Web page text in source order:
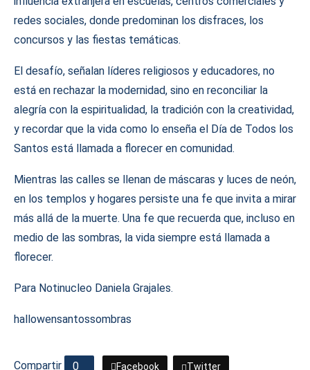
redes sociales, donde predominan los disfraces, los
concursos y las fiestas temáticas.
El desafío, señalan líderes religiosos y educadores, no
está en rechazar la modernidad, sino en reconciliar la
alegría con la espiritualidad, la tradición con la creatividad,
y recordar que la vida como lo enseña el Día de Todos los
Santos está llamada a florecer en comunidad.
Mientras las calles se llenan de máscaras y luces de neón,
en los templos y hogares persiste una fe que invita a mirar
más allá de la muerte. Una fe que recuerda que, incluso en
medio de las sombras, la vida siempre está llamada a
florecer.
Para Notinucleo Daniela Grajales.
hallowensantossombras
Compartir 0 Facebook Twitter